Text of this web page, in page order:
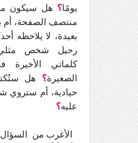
يومًا؟ هل سيكون
منتصف الصفحة، أم
بعيدة، لا يلاحظه أحد
رحيل شخص
كلماتي
الصغيرة؟ هل
حيادية، أم ستروي
عليه؟
الأغرب من